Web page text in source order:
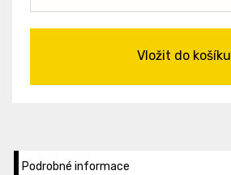
Vložit do košíku
Podrobné informace